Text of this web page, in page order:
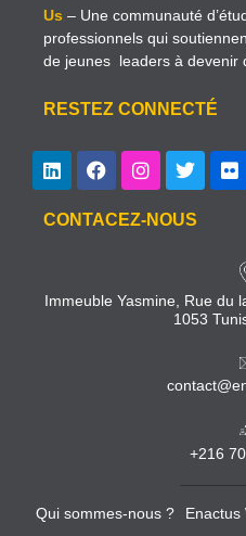
Us – Une communauté
professionnels qui
de jeunes leaders à devenir
RESTEZ CONNECTÉ
CONTACEZ-NOUS
Immeuble Yasmine, Rue du
1053
+216
Qui sommes-nous ? Enactus